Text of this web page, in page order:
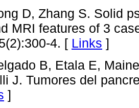
D, Zhang S. Solid
MRI features of 3
4. [ Links ]
B, Etala E,
J. Tumores del
]